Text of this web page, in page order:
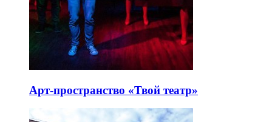
Арт-пространство «Твой театр»